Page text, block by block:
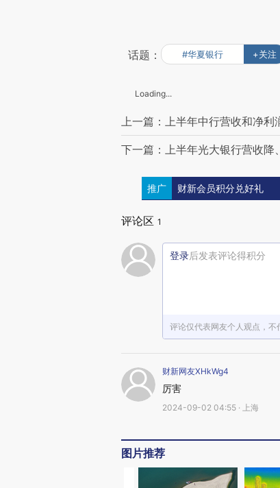
话题： #华夏银行 +关注
Loading...
上一篇：上半年中行营收和净
下一篇：上半年光大银行营收
推广 财新会员积分兑好礼
评论区 1
登录后发表评论得积分
评论仅代表网友个人观点，不
财新网友XHkWg4
厉害
2024-09-02 04:55 · 上海
图片推荐